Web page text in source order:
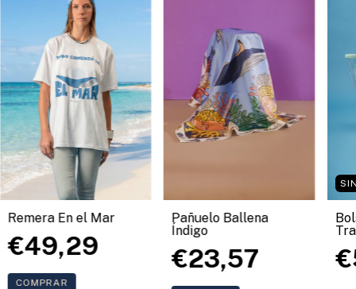
Remera En el Mar
€49,29
Pañuelo Ballena
Índigo
€23,57